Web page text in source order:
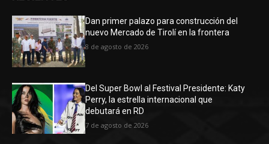
Dan primer palazo para construcción del
nuevo Mercado de Tirolí en la frontera
8 de agosto de 2026
Del Super Bowl al Festival Presidente: Katy
Perry, la estrella internacional que
debutará en RD
7 de agosto de 2026